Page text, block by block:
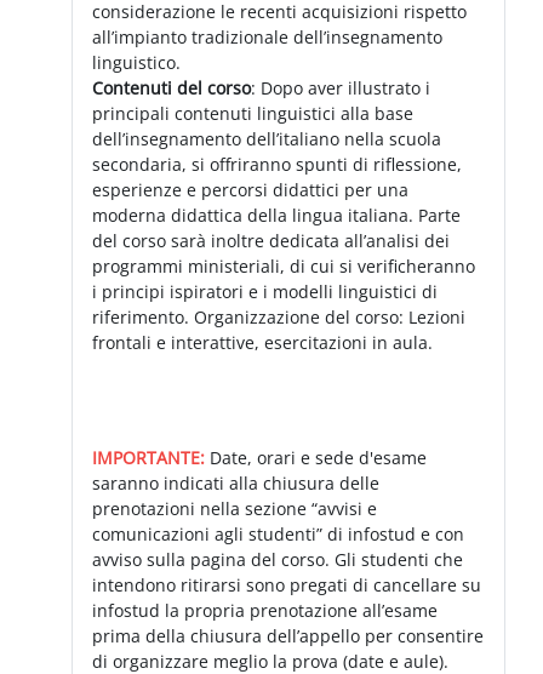
considerazione le recenti acquisizioni rispetto
all’impianto tradizionale dell’insegnamento
linguistico.
Contenuti del corso: Dopo aver illustrato i
principali contenuti linguistici alla base
dell’insegnamento dell’italiano nella scuola
secondaria, si offriranno spunti di riflessione,
esperienze e percorsi didattici per una
moderna didattica della lingua italiana. Parte
del corso sarà inoltre dedicata all’analisi dei
programmi ministeriali, di cui si verificheranno
i principi ispiratori e i modelli linguistici di
riferimento. Organizzazione del corso: Lezioni
frontali e interattive, esercitazioni in aula.
IMPORTANTE: Date, orari e sede d'esame
saranno indicati alla chiusura delle
prenotazioni nella sezione “avvisi e
comunicazioni agli studenti” di infostud e con
avviso sulla pagina del corso. Gli studenti che
intendono ritirarsi sono pregati di cancellare su
infostud la propria prenotazione all’esame
prima della chiusura dell’appello per consentire
di organizzare meglio la prova (date e aule).